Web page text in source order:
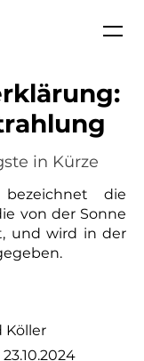
in Kürze
bezeichnet die
von der Sonne
und wird in der
Köller
23.10.2024